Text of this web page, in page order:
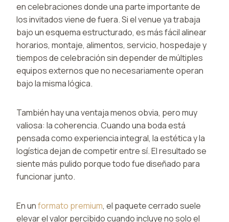
en celebraciones donde una parte importante de
los invitados viene de fuera. Si el venue ya trabaja
bajo un esquema estructurado, es más fácil alinear
horarios, montaje, alimentos, servicio, hospedaje y
tiempos de celebración sin depender de múltiples
equipos externos que no necesariamente operan
bajo la misma lógica.
También hay una ventaja menos obvia, pero muy
valiosa: la coherencia. Cuando una boda está
pensada como experiencia integral, la estética y la
logística dejan de competir entre sí. El resultado se
siente más pulido porque todo fue diseñado para
funcionar junto.
En unformato premium, el paquete cerrado suele
elevar el valor percibido cuando incluye no solo el